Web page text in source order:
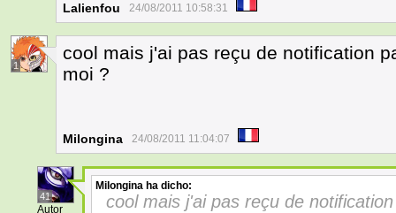
Lalienfou 24/08/2011 10:58:31
1
cool mais j'ai pas reçu de notification
moi ?
Milongina 24/08/2011 11:04:07
41
Autor
Milongina ha dicho:
cool mais j'ai pas reçu de